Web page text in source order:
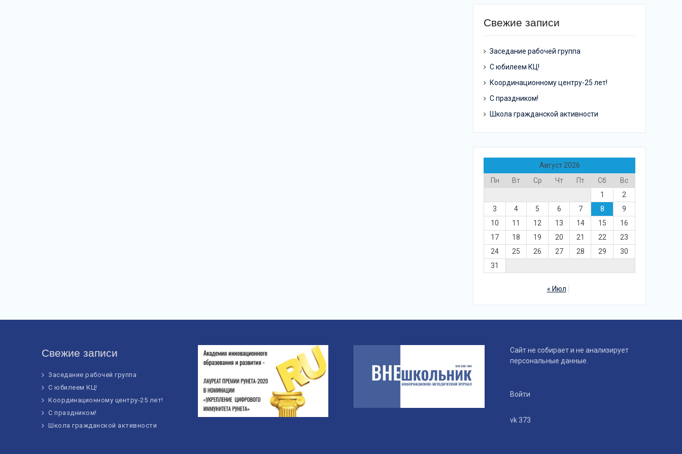
Свежие записи
Заседание рабочей группа
С юбилеем КЦ!
Координационному центру-25 лет!
С праздником!
Школа гражданской активности
Август 2026
Пн
Вт Ср Чт Пт Сб
Вс
1
2
3
4 5 6 7 8
9
10
11 12 13 14 15
16
17
18 19 20 21 22
23
24
25 26 27 28 29
30
31
« Июл
Свежие записи
Заседание рабочей группа
С юбилеем КЦ!
Координационному центру-25 лет!
С праздником!
Школа гражданской активности
Сайт не собирает и не анализирует
персональные данные.
Войти
vk 373